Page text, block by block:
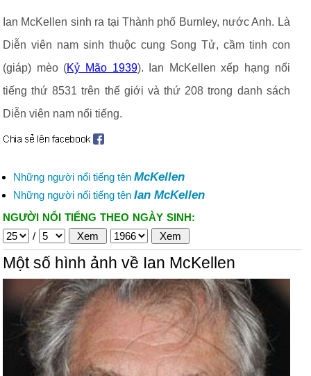
Ian McKellen sinh ra tại Thành phố Burnley, nước Anh. Là
Diễn viên nam sinh thuộc cung Song Tử, cầm tinh con
(giáp) mèo (Kỷ Mão 1939). Ian McKellen xếp hạng nổi
tiếng thứ 8531 trên thế giới và thứ 208 trong danh sách
Diễn viên nam nổi tiếng.
Những người nổi tiếng tên McKellen
Những người nổi tiếng tên Ian McKellen
NGƯỜI NỔI TIẾNG THEO NGÀY SINH:
/
Một số hình ảnh về Ian McKellen